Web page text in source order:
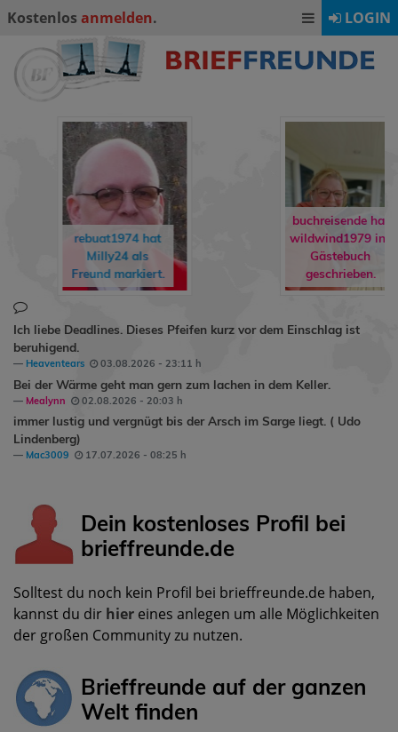
Kostenlos anmelden. LOGIN
buchreisende hat
wildwind1979ins
Gästebuch
geschrieben.
rene90hat
Ormlingals
Freund markiert.
Ich liebe Deadlines. Dieses Pfeifen kurz vor dem Einschlag ist
beruhigend.
Heaventears 03.08.2026 - 23:11 h
Bei der Wärme geht man gern zum lachen in dem Keller.
Mealynn 02.08.2026 - 20:03 h
immer lustig und vergnügt bis der Arsch im Sarge liegt. ( Udo
Lindenberg)
Mac3009 17.07.2026 - 08:25 h
Dein kostenloses Profil bei
brieffreunde.de
Solltest du noch kein Profil bei brieffreunde.de haben,
kannst du dir hier eines anlegen um alle Möglichkeiten
der großen Community zu nutzen.
Brieffreunde auf der ganzen
Welt finden